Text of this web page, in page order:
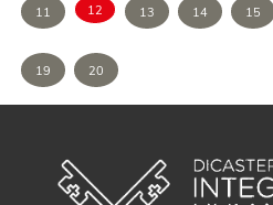
11 12 13 14 15
19 20